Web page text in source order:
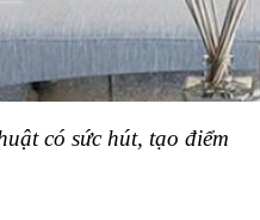
có sức hút, tạo điểm